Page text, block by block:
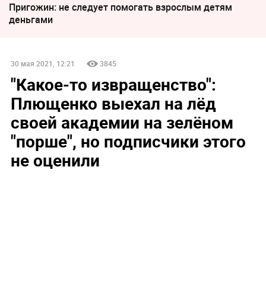
Пригожин: не следует помогать взрослым детям
деньгами
30 мая 2021, 12:21 3845
"Какое-то извращенство":
Плющенко выехал на лёд
своей академии на зелёном
"порше", но подписчики этого
не оценили